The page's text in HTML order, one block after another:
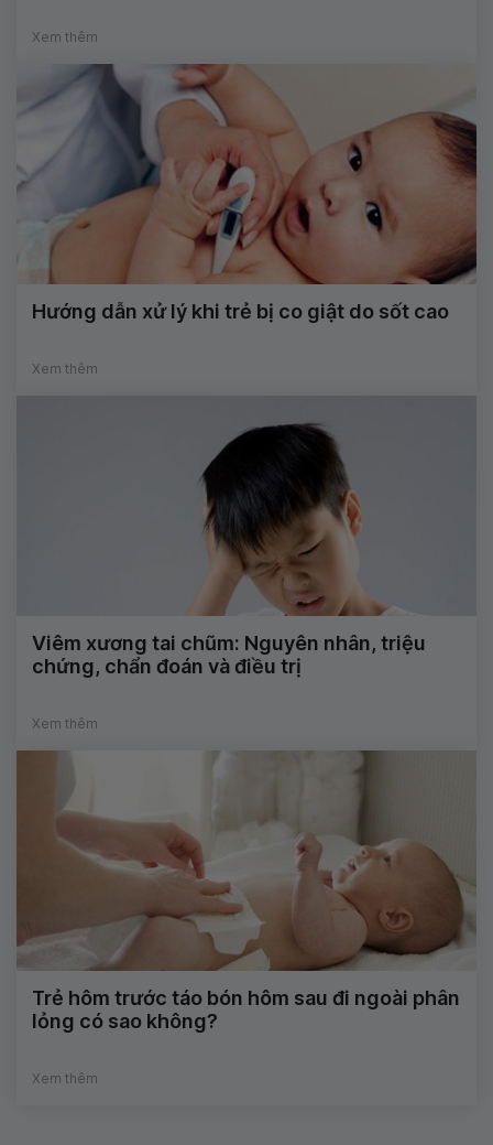
Xem thêm
Hướng dẫn xử lý khi trẻ bị co giật do sốt cao
Xem thêm
Viêm xương tai chũm: Nguyên nhân, triệu
chứng, chẩn đoán và điều trị
Xem thêm
Trẻ hôm trước táo bón hôm sau đi ngoài phân
lỏng có sao không?
Xem thêm